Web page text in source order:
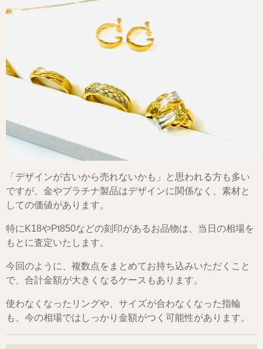
「デザインが古いから売れないかも」と思われる方も多い
ですが、金やプラチナ製品はデザインに関係なく、素材と
しての価値があります。
特にK18やPt850などの刻印があるお品物は、当日の相場を
もとに査定いたします。
今回のように、複数点をまとめてお持ち込みいただくこと
で、合計金額が大きくなるケースもあります。
使わなくなったリングや、サイズが合わなくなった指輪
も、今の相場ではしっかり金額がつく可能性があります。